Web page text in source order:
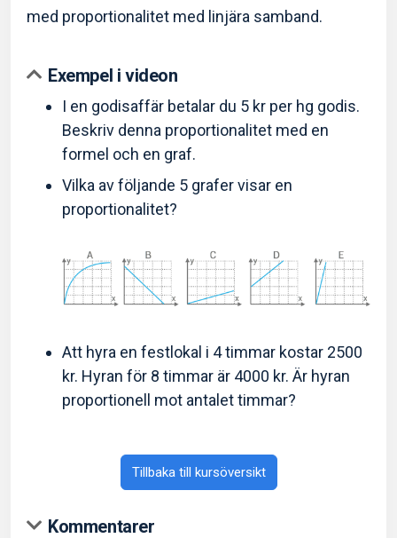
med proportionalitet med linjära samband.
Exempel i videon
I en godisaffär betalar du 5 kr per hg godis.
Beskriv denna proportionalitet med en
formel och en graf.
Vilka av följande 5 grafer visar en
proportionalitet?
Att hyra en festlokal i 4 timmar kostar 2500
kr. Hyran för 8 timmar är 4000 kr. Är hyran
proportionell mot antalet timmar?
Tillbaka till kursöversikt
Kommentarer